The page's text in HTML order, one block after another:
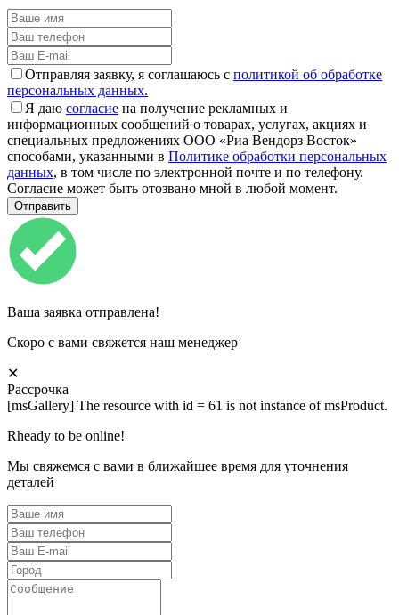
Отправляя заявку, я соглашаюсь с политикой об обработке
персональных данных.
Я даю согласие на получение рекламных и
информационных сообщений о товарах, услугах, акциях и
специальных предложениях ООО «Риа Вендорз Восток»
способами, указанными в Политике обработки персональных
данных, в том числе по электронной почте и по телефону.
Согласие может быть отозвано мной в любой момент.
Ваша заявка отправлена!
Скоро с вами свяжется наш менеджер
✕
Рассрочка
[msGallery] The resource with id = 61 is not instance of msProduct.
Rheady to be online!
Мы свяжемся с вами в ближайшее время для уточнения
деталей